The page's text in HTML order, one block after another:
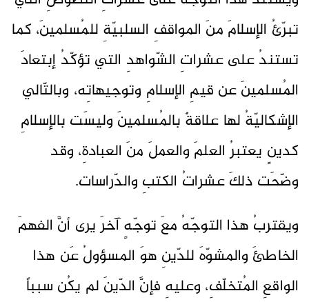
تبرّئُ الإسلامَ منَ المواقفِ السلبيّةِ للمُسلمينَ، كما
تستندُ على عشراتِ الشّواهدِ التي تؤكّدُ إبتعادَ
المُسلمينَ عن قيمِ الإسلامِ وتوجيهاتِه، وبالتّالي
الإشكاليّةُ لها علاقةٌ بالمُسلمينَ وليسَت بالإسلامِ
كدينٍ يعتبرُ العلمَ والعملَ منَ العبادةِ، وقد
وضّحَت ذلكَ عشراتُ الكتبِ والدّراسات.
ويقتربُ هذا التوجّهُ معَ توجّهٍ آخرَ يرى أنَّ الفهمَ
الخاطئَ والمشوّهَ للدّينِ هوَ المسؤولُ عَن هذا
الواقعِ المُتخلّفِ، وعليهِ فإنَّ الدّينَ لم يكُن سبباً